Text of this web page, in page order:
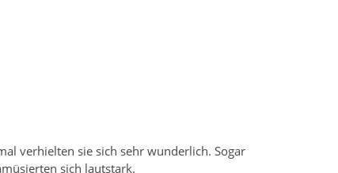
verhielten sie sich sehr wunderlich. Sogar
sich lautstark.